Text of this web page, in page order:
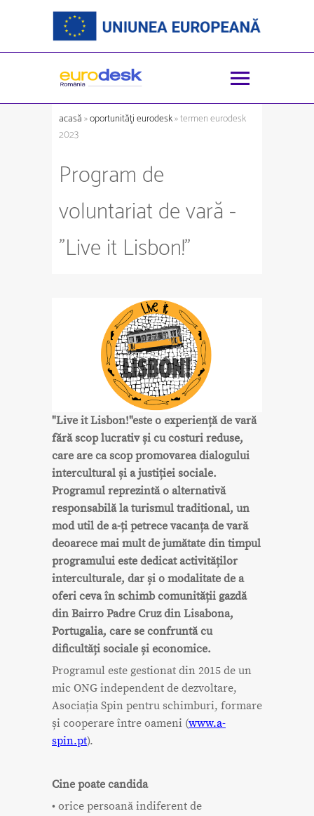
acasă»oportunităţi eurodesk» termen eurodesk
2023
Program de
voluntariat de vară -
"Live it Lisbon!"
"Live it Lisbon!"este o experiență de vară
fără scop lucrativ și cu costuri reduse,
care are ca scop promovarea dialogului
intercultural și a justiției sociale.
Programul reprezintă o alternativă
responsabilă la turismul traditional, un
mod util de a-ți petrece vacanța de vară
deoarece mai mult de jumătate din timpul
programului este dedicat activităților
interculturale, dar și o modalitate de a
oferi ceva în schimb comunității gazdă
din Bairro Padre Cruz din Lisabona,
Portugalia, care se confruntă cu
dificultăți sociale și economice.
Programul este gestionat din 2015 de un
mic ONG independent de dezvoltare,
Asociația Spin pentru schimburi, formare
și cooperare între oameni (www.a-
spin.pt).
Cine poate candida
• orice persoană indiferent de